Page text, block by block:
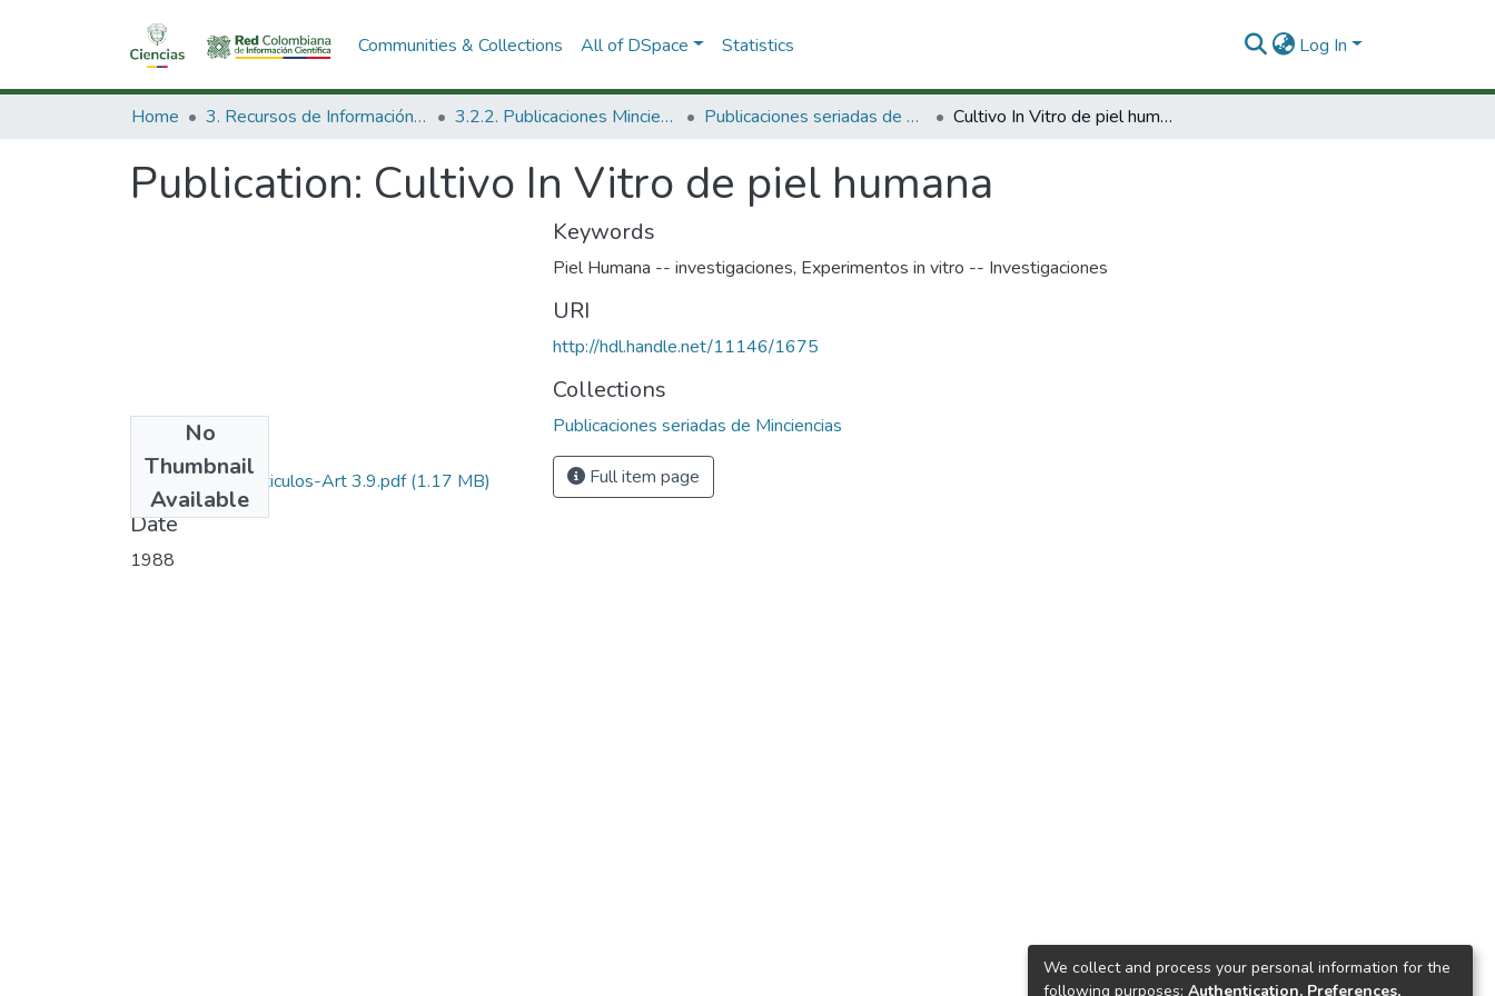
Communities & Collections All of DSpace Statistics Log In
Home 3. Recursos de Información Científica y Tecnológica 3.2.2. Publicaciones Minciencias Publicaciones seriadas de Minciencias Cultivo In Vitro de piel humana
Publication: Cultivo In Vitro de piel humana
No
Thumbnail
Available
1988-V6-N3-Articulos-Art 3.9.pdf(1.17 MB)
Date
1988
Keywords
Piel Humana -- investigaciones, Experimentos in vitro -- Investigaciones
URI
http://hdl.handle.net/11146/1675
Collections
Publicaciones seriadas de Minciencias
Full item page
We collect and process your personal information for the
following purposes: Authentication, Preferences,